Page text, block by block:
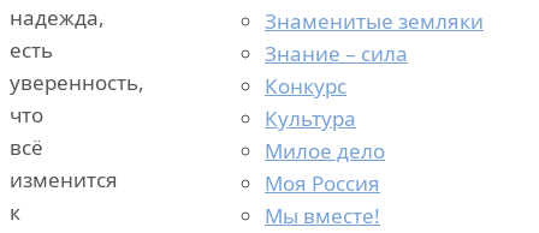
надежда,
есть
уверенность,
что
всё
изменится
к
Знаменитые земляки
Знание – сила
Конкурс
Культура
Милое дело
Моя Россия
Мы вместе!